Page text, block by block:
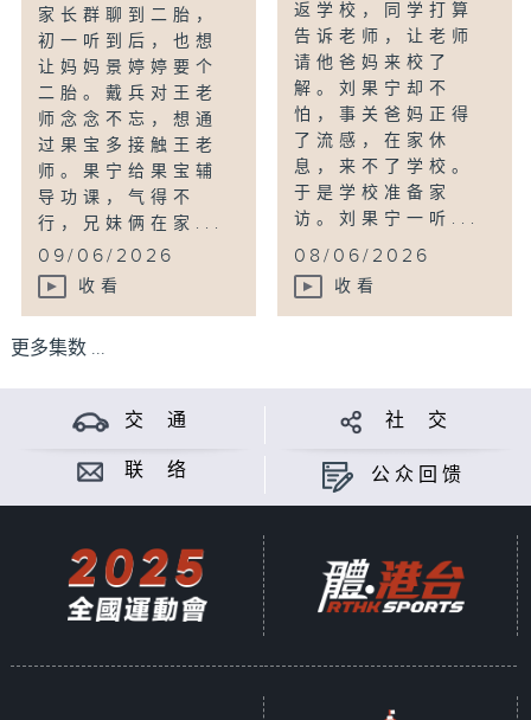
家长群聊到二胎，
初一听到后，也想
让妈妈景婷婷要个
二胎。戴兵对王老
师念念不忘，想通
过果宝多接触王老
师。果宁给果宝辅
导功课，气得不
行，兄妹俩在家...
09/06/2026
收看
返学校，同学打算
告诉老师，让老师
请他爸妈来校了
解。刘果宁却不
怕，事关爸妈正得
了流感，在家休
息，来不了学校。
于是学校准备家
访。刘果宁一听...
08/06/2026
收看
更多集数 ...
交 通 社 交
联 络 公众回馈